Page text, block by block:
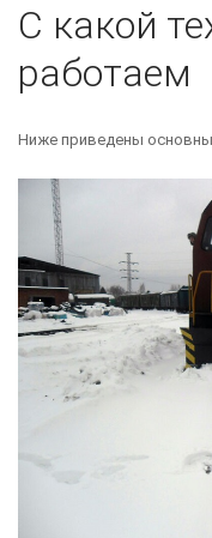
С какой
работаем
Ниже приведены